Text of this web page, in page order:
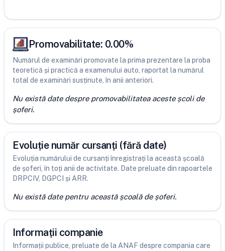
Promovabilitate: 0.00%
Numărul de examinări promovate la prima prezentare la proba
teoretică și practică a examenului auto, raportat la numărul
total de examinări susținute, în anii anteriori.
Nu există date despre promovabilitatea aceste școli de
șoferi.
Evoluție număr cursanți (fără date)
Evoluția numărului de cursanți înregistrați la această școală
de șoferi, în toți anii de activitate. Date preluate din rapoartele
DRPCIV, DGPCI și ARR.
Nu există date pentru această școală de șoferi.
Informații companie
Informații publice, preluate de la ANAF despre compania care